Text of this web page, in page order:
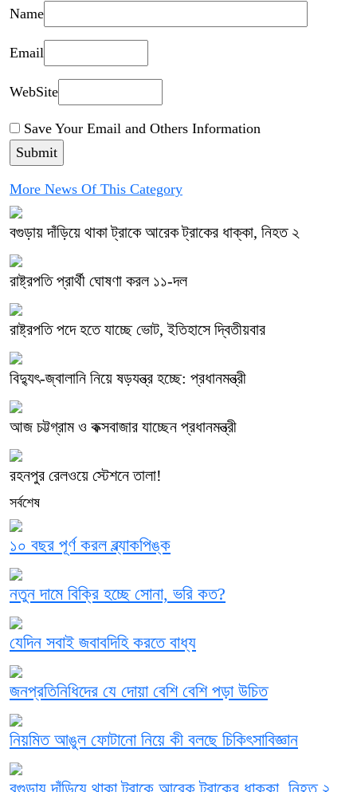
Name
Email
WebSite
Save Your Email and Others Information
More News Of This Category
বগুড়ায় দাঁড়িয়ে থাকা ট্রাকে আরেক ট্রাকের ধাক্কা, নিহত ২
রাষ্ট্রপতি প্রার্থী ঘোষণা করল ১১-দল
রাষ্ট্রপতি পদে হতে যাচ্ছে ভোট, ইতিহাসে দ্বিতীয়বার
বিদ্যুৎ-জ্বালানি নিয়ে ষড়যন্ত্র হচ্ছে: প্রধানমন্ত্রী
আজ চট্টগ্রাম ও কক্সবাজার যাচ্ছেন প্রধানমন্ত্রী
রহনপুর রেলওয়ে স্টেশনে তালা!
সর্বশেষ
১০ বছর পূর্ণ করল ব্ল্যাকপিঙ্ক
নতুন দামে বিক্রি হচ্ছে সোনা, ভরি কত?
যেদিন সবাই জবাবদিহি করতে বাধ্য
জনপ্রতিনিধিদের যে দোয়া বেশি বেশি পড়া উচিত
নিয়মিত আঙুল ফোটানো নিয়ে কী বলছে চিকিৎসাবিজ্ঞান